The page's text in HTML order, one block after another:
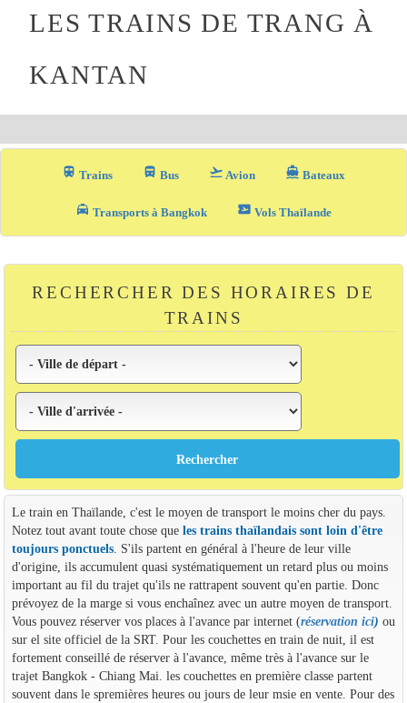
LES TRAINS DE TRANG À
KANTAN
train Trains directions_bus_filled Bus flight_takeoff Avion directions_boat Bateaux
local_taxi Transports à Bangkok airplane_ticket Vols Thaïlande
RECHERCHER DES HORAIRES DE
TRAINS
Le train en Thaïlande, c'est le moyen de transport le moins cher du pays.
Notez tout avant toute chose que les trains thaïlandais sont loin d'être
toujours ponctuels. S'ils partent en général à l'heure de leur ville
d'origine, ils accumulent quasi systématiquement un retard plus ou moins
important au fil du trajet qu'ils ne rattrapent souvent qu'en partie. Donc
prévoyez de la marge si vous enchaînez avec un autre moyen de transport.
Vous pouvez réserver vos places à l'avance par internet (réservation ici) ou
sur el site officiel de la SRT. Pour les couchettes en train de nuit, il est
fortement conseillé de réserver à l'avance, même très à l'avance sur le
trajet Bangkok - Chiang Mai. les couchettes en première classe partent
souvent dans le spremières heures ou jours de leur msie en vente. Pour des